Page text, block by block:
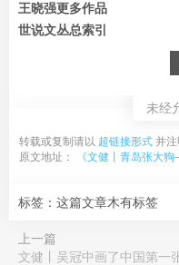
王晓强更多作品
世说文丛总索引
未经
转载或复制请以 超链接形式 并注
原文地址：
《文健丨青岛张大
标签：这篇文章木有标签
上一篇
文健丨吴冠中画了中国第一